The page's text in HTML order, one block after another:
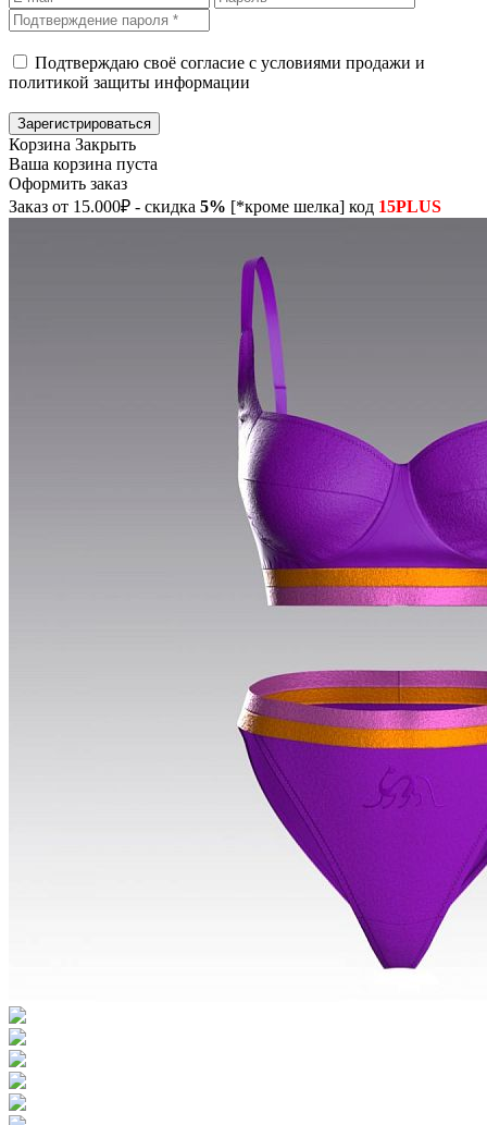
Подтверждаю своё согласие с условиями продажи и
политикой защиты информации
Зарегистрироваться
Корзина Закрыть
Ваша корзина пуста
Оформить заказ
Заказ от 15.000₽ - скидка 5% [*кроме шелка] код 15PLUS